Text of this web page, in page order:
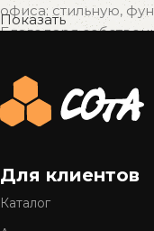
офиса: стильную,
Благодаря
качества
Почему
У нас представлен
популярных стилях
до уютной
Показать
Для клиентов
Каталог